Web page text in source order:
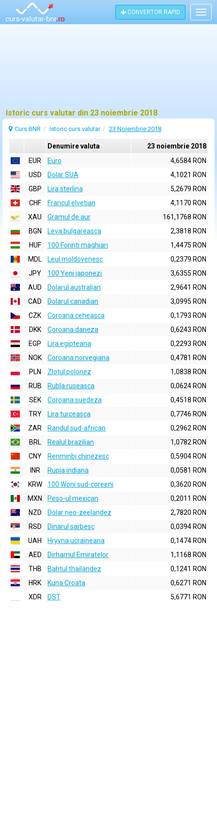
CONVERTOR RAPID
Istoric curs valutar din 23 noiembrie 2018
Curs BNR Istoric curs valutar 23 Noiembrie 2018
Denumire valuta
23 noiembrie 2018
EUR
Euro
4,6584 RON
USD
Dolar SUA
4,1021 RON
GBP
Lira sterlina
5,2679 RON
CHF
Francul elvetian
4,1170 RON
XAU
Gramul de aur
161,1768 RON
BGN
Leva bulgareasca
2,3818 RON
HUF
100 Forinti maghiari
1,4475 RON
MDL
Leul moldovenesc
0,2379 RON
JPY
100 Yeni japonezi
3,6355 RON
AUD
Dolarul australian
2,9641 RON
CAD
Dolarul canadian
3,0995 RON
CZK
Coroana ceheasca
0,1793 RON
DKK
Coroana daneza
0,6243 RON
EGP
Lira egipteana
0,2293 RON
NOK
Coroana norvegiana
0,4781 RON
PLN
Zlotul polonez
1,0838 RON
RUB
Rubla ruseasca
0,0624 RON
SEK
Coroana suedeza
0,4518 RON
TRY
Lira turceasca
0,7746 RON
ZAR
Randul sud-african
0,2962 RON
BRL
Realul brazilian
1,0782 RON
CNY
Renminbi chinezesc
0,5904 RON
INR
Rupia indiana
0,0581 RON
KRW
100 Woni sud-coreeni
0,3620 RON
MXN
Peso-ul mexican
0,2011 RON
NZD
Dolar neo-zeelandez
2,7820 RON
RSD
Dinarul sarbesc
0,0394 RON
UAH
Hryvna ucraineana
0,1474 RON
AED
Dirhamul Emiratelor
1,1168 RON
THB
Bahtul thailandez
0,1241 RON
HRK
Kuna Croata
0,6271 RON
XDR
DST 5,6771 RON